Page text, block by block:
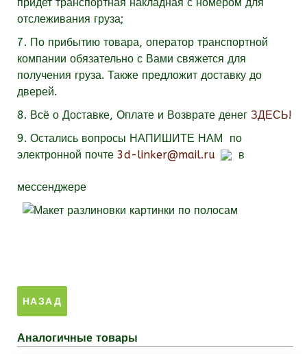
отслеживания груза;
7. По прибытию товара, оператор транспортной
компании обязательно с Вами свяжется для
получения груза. Также предложит доставку до
дверей.
8. Всё о Доставке, Оплате и Возврате денег ЗДЕСЬ!
9. Остались вопросы НАПИШИТЕ НАМ
по
электронной почте 3d-linker@mail.ru в
мессенджере
Аналогичные товары